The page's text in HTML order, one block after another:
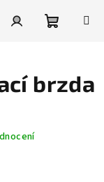
košík
brzda